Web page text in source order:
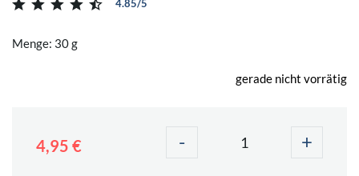
4.85/5
Menge: 30 g
gerade nicht vorrätig
4,95 € - +